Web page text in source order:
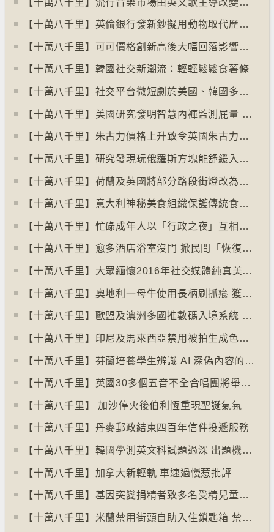
【十萬八千里】英倫銀行發新鈔擬用動物取代歷史人物
【十萬八千里】可可價格創新高後大幅回落影響農民生計
【十萬八千里】韓國社交新潮流：輕輕鬆鬆食薯條
【十萬八千里】社交平台微短劇於美國、韓國多地掀熱潮
【十萬八千里】美國研究發明智慧內褲監測屁量 以助改善消化系統
【十萬八千里】朱古力價格上升致令英國朱古力盜竊案高升
【十萬八千里】研究發現玩俄羅斯方塊能舒緩入侵性創傷後遺症
【十萬八千里】荷蘭及英國將部分路段街燈改為紅色
【十萬八千里】意大利神秘美食組織保護傳統食物、烹飪方法和菜餚
【十萬八千里】忙碌成年人以「行政之夜」互相督促完成擱置私務
【十萬八千里】愈多酒店浴室沒門 掀民間「恢復浴室門」倡議運動
【十萬八千里】大眾緬懷2016年社交媒體純真美好體驗
【十萬八千里】奧地利一母牛使用長柄刷抓癢 獲科學家確定懂得使用工具
【十萬八千里】歐盟及澳洲多國推數碼入境系統 毋須護照蓋章
【十萬八千里】印尼及馬來西亞禁用被拍生成色情影像的人工智能平台Grok
【十萬八千里】芬蘭培養學生辨識 AI 深偽內容的能力
【十萬八千里】英國30多個五音不全合唱團將舉行十周年誌慶
【十萬八千里】 加沙停火後伯利恆重現聖誕氣氛
【十萬八千里】丹麥郵政結束四百年信件投遞服務
【十萬八千里】韓國學測英文科試題過深 出題機構院長引咎辭職
【十萬八千里】加拿大新輕軌 車速過慢惹批評
【十萬八千里】基因突變捐精者致多名受精兒童患癌
【十萬八千里】米蘭禁用街頭自助入住鎖匙箱 禁自助入住民宿